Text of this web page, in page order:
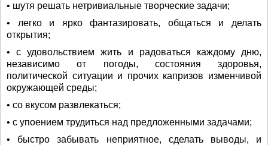
• шутя решать нетривиальные творческие задачи;
• легко и ярко фантазировать, общаться и делать
открытия;
• с удовольствием жить и радоваться каждому дню,
независимо от погоды, состояния здоровья,
политической ситуации и прочих капризов изменчивой
окружающей среды;
• со вкусом развлекаться;
• с упоением трудиться над предложенными задачами;
• быстро забывать неприятное, сделать выводы, и